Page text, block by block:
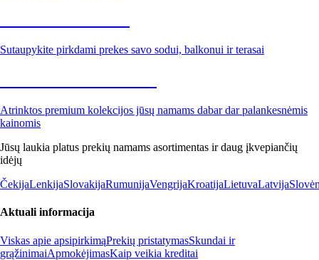
Sutaupykite pirkdami prekes savo sodui, balkonui ir terasai
Atrinktos premium kolekcijos jūsų namams dabar dar palankesnėmis
kainomis
Jūsų laukia platus prekių namams asortimentas ir daug įkvepiančių
idėjų
ČekijaLenkijaSlovakijaRumunijaVengrijaKroatijaLietuvaLatvija
Aktuali informacija
Viskas apie apsipirkimąPrekių pristatymasSkundai ir
grąžinimaiApmokėjimasKaip veikia kreditai